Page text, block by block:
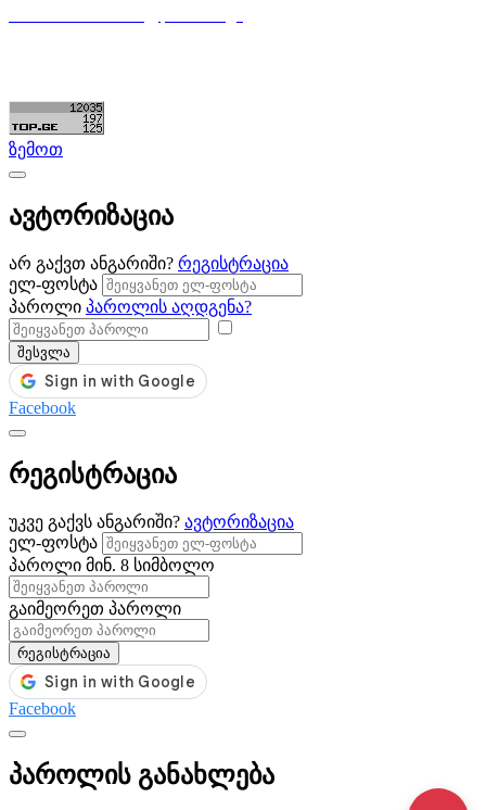
ზემოთ
ავტორიზაცია
არ გაქვთ ანგარიში? რეგისტრაცია
ელ-ფოსტა
პაროლი პაროლის აღდგენა?
შესვლა
Facebook
რეგისტრაცია
უკვე გაქვს ანგარიში? ავტორიზაცია
ელ-ფოსტა
პაროლი მინ. 8 სიმბოლო
გაიმეორეთ პაროლი
რეგისტრაცია
Facebook
პაროლის განახლება